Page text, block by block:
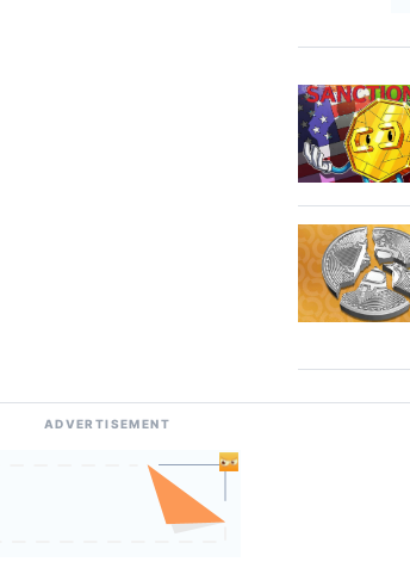
ADVERTISEMENT